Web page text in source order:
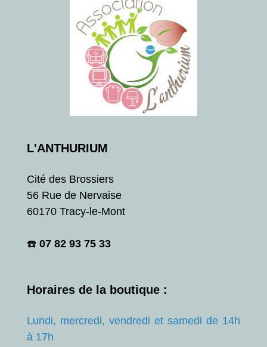
L'ANTHURIUM
Cité des Brossiers
56 Rue de Nervaise
60170 Tracy-le-Mont
☎️ 07 82 93 75 33
Horaires de la boutique :
Lundi, mercredi, vendredi et samedi de 14h
à 17h